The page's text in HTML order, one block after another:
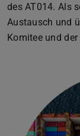
des AT014. Als
Austausch und
Komitee und der